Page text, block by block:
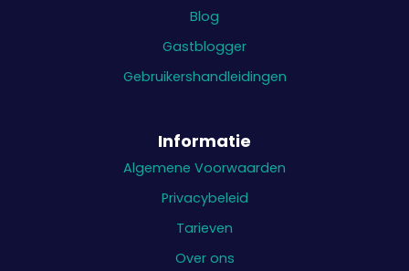
Blog
Gastblogger
Gebruikershandleidingen
Informatie
Algemene Voorwaarden
Privacybeleid
Tarieven
Over ons